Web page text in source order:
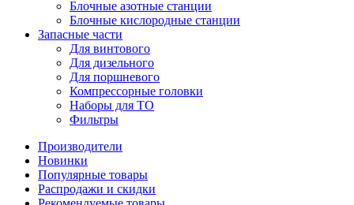
Блочные азотные станции
Блочные кислородные станции
Запасные части
Для винтового
Для дизельного
Для поршневого
Компрессорные головки
Наборы для ТО
Фильтры
Производители
Новинки
Популярные товары
Распродажи и скидки